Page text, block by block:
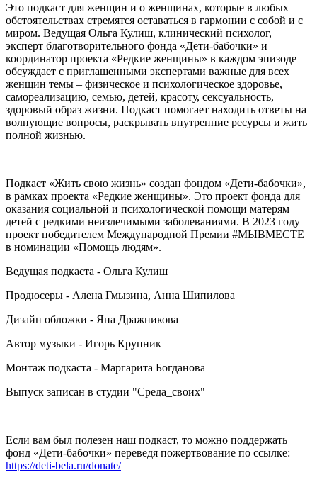
Это подкаст для женщин и о женщинах, которые в любых
обстоятельствах стремятся оставаться в гармонии с собой и с
миром. Ведущая Ольга Кулиш, клинический психолог,
эксперт благотворительного фонда «Дети-бабочки» и
координатор проекта «Редкие женщины» в каждом эпизоде
обсуждает с приглашенными экспертами важные для всех
женщин темы – физическое и психологическое здоровье,
самореализацию, семью, детей, красоту, сексуальность,
здоровый образ жизни. Подкаст помогает находить ответы на
волнующие вопросы, раскрывать внутренние ресурсы и жить
полной жизнью.
Подкаст «Жить свою жизнь» создан фондом «Дети-бабочки»,
в рамках проекта «Редкие женщины». Это проект фонда для
оказания социальной и психологической помощи матерям
детей с редкими неизлечимыми заболеваниями. В 2023 году
проект победителем Международной Премии #МЫВМЕСТЕ
в номинации «Помощь людям».
Ведущая подкаста - Ольга Кулиш
Продюсеры - Алена Гмызина, Анна Шипилова
Дизайн обложки - Яна Дражникова
Автор музыки - Игорь Крупник
Монтаж подкаста - Маргарита Богданова
Выпуск записан в студии "Среда_своих"
Если вам был полезен наш подкаст, то можно поддержать
фонд «Дети-бабочки» переведя пожертвование по ссылке:
https://deti-bela.ru/donate/